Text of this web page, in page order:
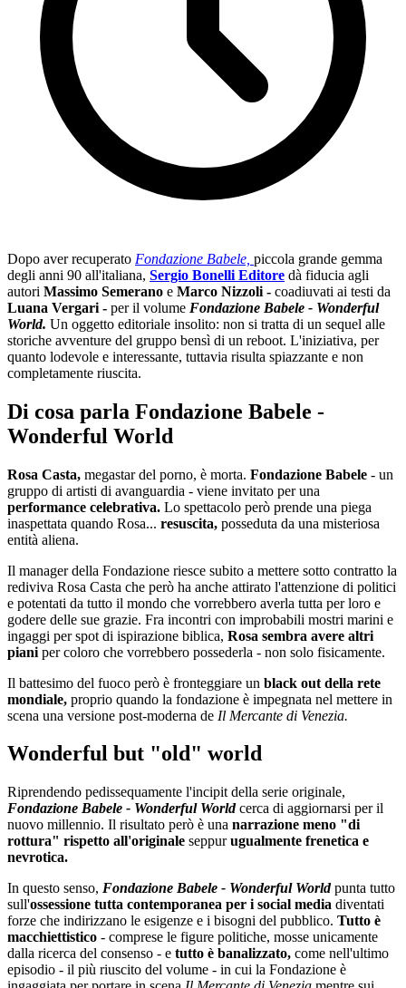
Dopo aver recuperato Fondazione Babele, piccola grande gemma
degli anni 90 all'italiana, Sergio Bonelli Editore dà fiducia agli
autori Massimo Semerano e Marco Nizzoli - coadiuvati ai testi da
Luana Vergari - per il volume Fondazione Babele - Wonderful
World. Un oggetto editoriale insolito: non si tratta di un sequel alle
storiche avventure del gruppo bensì di un reboot. L'iniziativa, per
quanto lodevole e interessante, tuttavia risulta spiazzante e non
completamente riuscita.
Di cosa parla Fondazione Babele -
Wonderful World
Rosa Casta, megastar del porno, è morta. Fondazione Babele - un
gruppo di artisti di avanguardia - viene invitato per una
performance celebrativa. Lo spettacolo però prende una piega
inaspettata quando Rosa... resuscita, posseduta da una misteriosa
entità aliena.
Il manager della Fondazione riesce subito a mettere sotto contratto la
rediviva Rosa Casta che però ha anche attirato l'attenzione di politici
e potentati da tutto il mondo che vorrebbero averla tutta per loro e
godere delle sue grazie. Fra incontri con improbabili mostri marini e
ingaggi per spot di ispirazione biblica, Rosa sembra avere altri
piani per coloro che vorrebbero possederla - non solo fisicamente.
Il battesimo del fuoco però è fronteggiare un black out della rete
mondiale, proprio quando la fondazione è impegnata nel mettere in
scena una versione post-moderna de Il Mercante di Venezia.
Wonderful but "old" world
Riprendendo pedissequamente l'incipit della serie originale,
Fondazione Babele - Wonderful Worldcerca di aggiornarsi per il
nuovo millennio. Il risultato però è una narrazione meno "di
rottura" rispetto all'originale seppurugualmente frenetica e
nevrotica.
In questo senso, Fondazione Babele - Wonderful Worldpunta tutto
sull'ossessione tutta contemporanea per i social media diventati
forze che indirizzano le esigenze e i bisogni del pubblico. Tutto è
macchiettistico - comprese le figure politiche, mosse unicamente
dalla ricerca del consenso - e tutto è banalizzato, come nell'ultimo
episodio - il più riuscito del volume - in cui la Fondazione è